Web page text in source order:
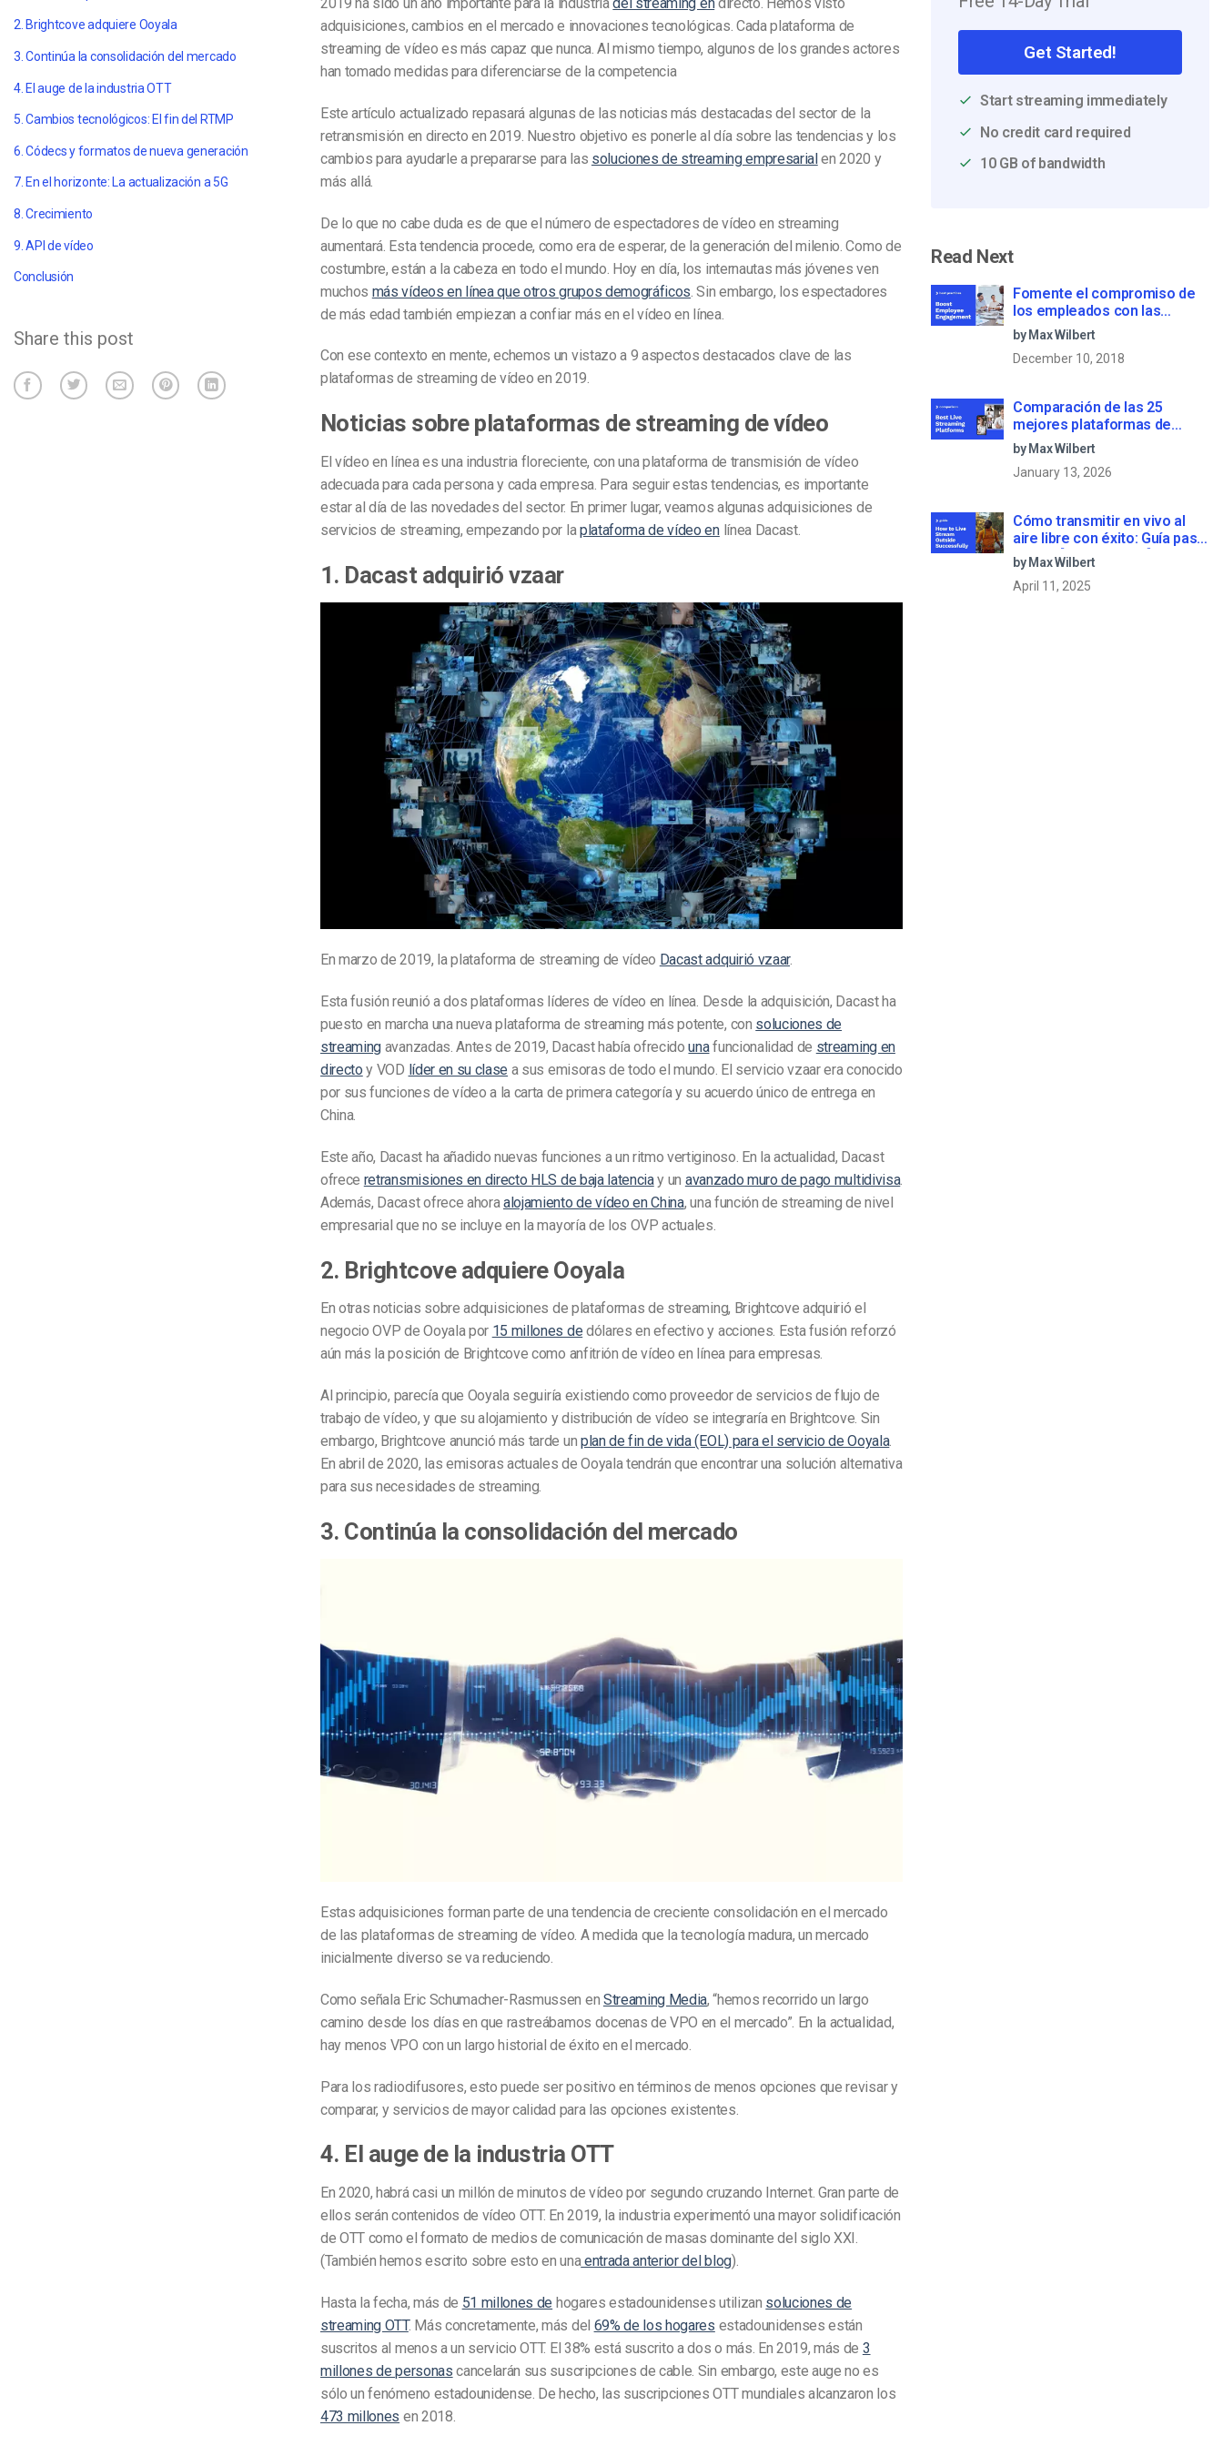
2. Brightcove adquiere Ooyala
3. Continúa la consolidación del mercado
4. El auge de la industria OTT
5. Cambios tecnológicos: El fin del RTMP
6. Códecs y formatos de nueva generación
7. En el horizonte: La actualización a 5G
8. Crecimiento
9. API de vídeo
Conclusión
Share this post
adquisiciones, cambios en el mercado e innovaciones tecnológicas. Cada plataforma de
streaming de vídeo es más capaz que nunca. Al mismo tiempo, algunos de los grandes actores
han tomado medidas para diferenciarse de la competencia
Este artículo actualizado repasará algunas de las noticias más destacadas del sector de la
retransmisión en directo en 2019. Nuestro objetivo es ponerle al día sobre las tendencias y los
cambios para ayudarle a prepararse para las soluciones de streaming empresarialen 2020 y
más allá.
De lo que no cabe duda es de que el número de espectadores de vídeo en streaming
aumentará. Esta tendencia procede, como era de esperar, de la generación del milenio. Como de
costumbre, están a la cabeza en todo el mundo. Hoy en día, los internautas más jóvenes ven
muchos más vídeos en línea que otros grupos demográficos . Sin embargo, los espectadores
de más edad también empiezan a confiar más en el vídeo en línea.
Con ese contexto en mente, echemos un vistazo a 9 aspectos destacados clave de las
plataformas de streaming de vídeo en 2019.
Noticias sobre plataformas de streaming de vídeo
El vídeo en línea es una industria floreciente, con una plataforma de transmisión de vídeo
adecuada para cada persona y cada empresa. Para seguir estas tendencias, es importante
estar al día de las novedades del sector. En primer lugar, veamos algunas adquisiciones de
servicios de streaming, empezando por laplataforma de vídeo enlínea Dacast.
1. Dacast adquirió vzaar
En marzo de 2019, la plataforma de streaming de vídeo Dacast adquirió vzaar.
Esta fusión reunió a dos plataformas líderes de vídeo en línea. Desde la adquisición, Dacast ha
puesto en marcha una nueva plataforma de streaming más potente, con soluciones de
streaming avanzadas. Antes de 2019, Dacast había ofrecidounafuncionalidad de streaming en
directo y VOD líder en su clase a sus emisoras de todo el mundo. El servicio vzaar era conocido
por sus funciones de vídeo a la carta de primera categoría y su acuerdo único de entrega en
China.
Este año, Dacast ha añadido nuevas funciones a un ritmo vertiginoso. En la actualidad, Dacast
ofrece retransmisiones en directo HLS de baja latenciay un avanzado muro de pago multidivisa.
Además, Dacast ofrece ahoraalojamiento de vídeo en China, una función de streaming de nivel
empresarial que no se incluye en la mayoría de los OVP actuales.
2. Brightcove adquiere Ooyala
En otras noticias sobre adquisiciones de plataformas de streaming, Brightcove adquirió el
negocio OVP de Ooyala por 15 millones de dólares en efectivo y acciones. Esta fusión reforzó
aún más la posición de Brightcove como anfitrión de vídeo en línea para empresas.
Al principio, parecía que Ooyala seguiría existiendo como proveedor de servicios de flujo de
trabajo de vídeo, y que su alojamiento y distribución de vídeo se integraría en Brightcove. Sin
embargo, Brightcove anunció más tarde un plan de fin de vida (EOL) para el servicio de Ooyala.
En abril de 2020, las emisoras actuales de Ooyala tendrán que encontrar una solución alternativa
para sus necesidades de streaming.
3. Continúa la consolidación del mercado
Estas adquisiciones forman parte de una tendencia de creciente consolidación en el mercado
de las plataformas de streaming de vídeo. A medida que la tecnología madura, un mercado
inicialmente diverso se va reduciendo.
Como señala Eric Schumacher-Rasmussen en Streaming Media, “hemos recorrido un largo
camino desde los días en que rastreábamos docenas de VPO en el mercado”. En la actualidad,
hay menos VPO con un largo historial de éxito en el mercado.
Para los radiodifusores, esto puede ser positivo en términos de menos opciones que revisar y
comparar, y servicios de mayor calidad para las opciones existentes.
4. El auge de la industria OTT
En 2020, habrá casi un millón de minutos de vídeo por segundo cruzando Internet. Gran parte de
ellos serán contenidos de vídeo OTT. En 2019, la industria experimentó una mayor solidificación
de OTT como el formato de medios de comunicación de masas dominante del siglo XXI.
(También hemos escrito sobre esto en unaentrada anterior del blog).
Hasta la fecha, más de 51 millones de hogares estadounidenses utilizan soluciones de
streaming OTT. Más concretamente, más del 69% de los hogares estadounidenses están
suscritos al menos a un servicio OTT. El 38% está suscrito a dos o más. En 2019, más de 3
millones de personas cancelarán sus suscripciones de cable. Sin embargo, este auge no es
sólo un fenómeno estadounidense. De hecho, las suscripciones OTT mundiales alcanzaron los
473 millones en 2018.
Get Started!
Start streaming immediately
No credit card required
10 GB of bandwidth
Read Next
Fomente el compromiso de
los empleados con las
comunicaciones corporativas
en directo
by Max Wilbert
December 10, 2018
Comparación de las 25
mejores plataformas de
streaming en directo en 2025
by Max Wilbert
January 13, 2026
Cómo transmitir en vivo al
aire libre con éxito: Guía paso
a paso [2021 Update]
by Max Wilbert
April 11, 2025